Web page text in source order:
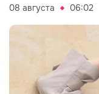
08 августа 06:02